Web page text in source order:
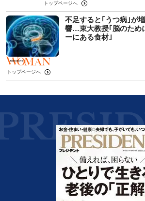
トップページへ
不足すると｢うつ病｣が
響…東大教授｢脳のため
ーにある食材｣
トップページへ